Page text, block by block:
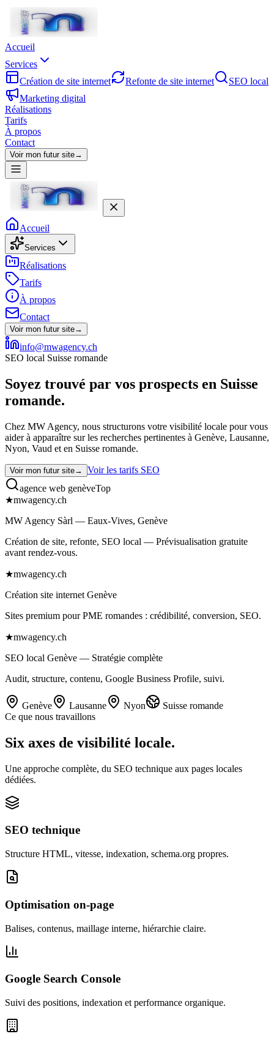
Accueil
Services
Création de site internet
Refonte de site internet
SEO local
Marketing digital
Réalisations
Tarifs
À propos
Contact
Voir mon futur site→
Accueil
Services
Réalisations
Tarifs
À propos
Contact
Voir mon futur site→
info@mwagency.ch
SEO local Suisse romande
Soyez trouvé par vos prospects en Suisse
romande.
Chez MW Agency, nous structurons votre visibilité locale pour vous
aider à apparaître sur les recherches pertinentes à Genève, Lausanne,
Nyon, Vaud et en Suisse romande.
Voir mon futur site→
Voir les tarifs SEO
agence web genèveTop
★mwagency.ch
MW Agency Sàrl — Eaux-Vives, Genève
Création de site, refonte, SEO local — Prévisualisation gratuite
avant rendez-vous.
★mwagency.ch
Création site internet Genève
Sites premium pour PME romandes : crédibilité, conversion, SEO.
★mwagency.ch
SEO local Genève — Stratégie complète
Audit, structure, contenu, Google Business Profile, suivi.
Genève Lausanne Nyon
Suisse romande
Ce que nous travaillons
Six axes de visibilité locale.
Une approche complète, du SEO technique aux pages locales
dédiées.
SEO technique
Structure HTML, vitesse, indexation, schema.org propres.
Optimisation on-page
Balises, contenus, maillage interne, hiérarchie claire.
Google Search Console
Suivi des positions, indexation et performance organique.